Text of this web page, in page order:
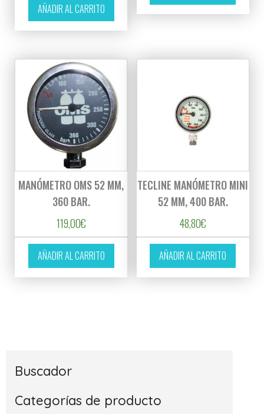
AÑADIR AL CARRITO
MANÓMETRO OMS 52 MM,
360 BAR.
119,00€
AÑADIR AL CARRITO
TECLINE MANÓMETRO MINI
52 MM, 400 BAR.
48,80€
AÑADIR AL CARRITO
Buscador
Categorías de producto